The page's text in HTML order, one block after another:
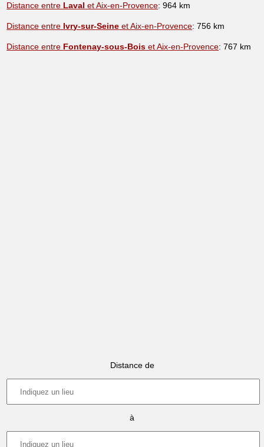
Distance entre Laval et Aix-en-Provence: 964 km
Distance entre Ivry-sur-Seine et Aix-en-Provence: 756 km
Distance entre Fontenay-sous-Bois et Aix-en-Provence: 767 km
Distance de
à